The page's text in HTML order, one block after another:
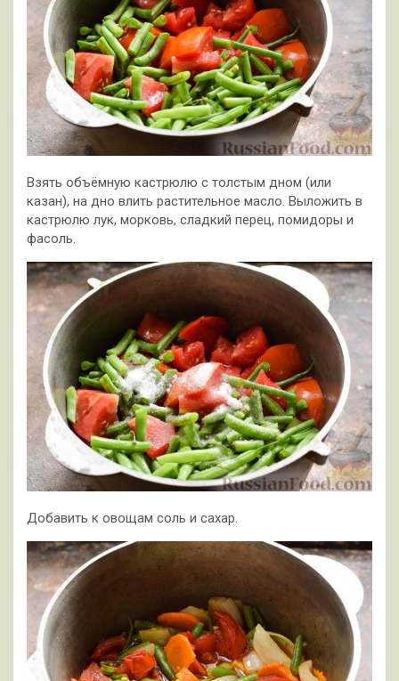
Взять объёмную кастрюлю с толстым дном (или
казан), на дно влить растительное масло. Выложить в
кастрюлю лук, морковь, сладкий перец, помидоры и
фасоль.
Добавить к овощам соль и сахар.